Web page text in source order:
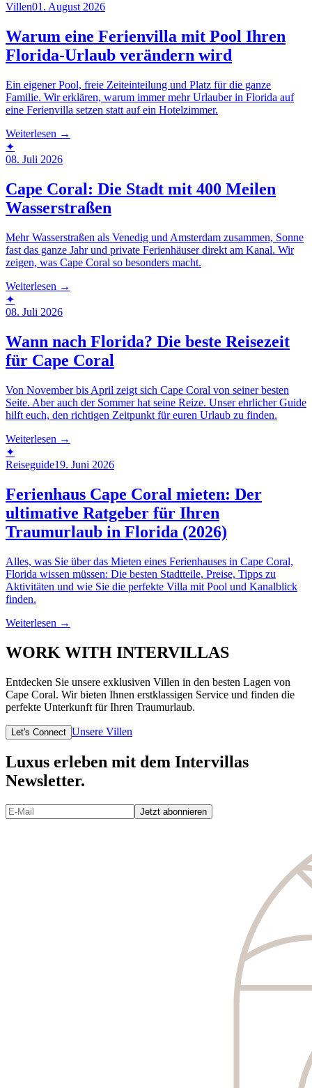
Villen01. August 2026
Warum eine Ferienvilla mit Pool Ihren
Florida-Urlaub verändern wird
Ein eigener Pool, freie Zeiteinteilung und Platz für die ganze
Familie. Wir erklären, warum immer mehr Urlauber in Florida auf
eine Ferienvilla setzen statt auf ein Hotelzimmer.
Weiterlesen →
✦
08. Juli 2026
Cape Coral: Die Stadt mit 400 Meilen
Wasserstraßen
Mehr Wasserstraßen als Venedig und Amsterdam zusammen, Sonne
fast das ganze Jahr und private Ferienhäuser direkt am Kanal. Wir
zeigen, was Cape Coral so besonders macht.
Weiterlesen →
✦
08. Juli 2026
Wann nach Florida? Die beste Reisezeit
für Cape Coral
Von November bis April zeigt sich Cape Coral von seiner besten
Seite. Aber auch der Sommer hat seine Reize. Unser ehrlicher Guide
hilft euch, den richtigen Zeitpunkt für euren Urlaub zu finden.
Weiterlesen →
✦
Reiseguide19. Juni 2026
Ferienhaus Cape Coral mieten: Der
ultimative Ratgeber für Ihren
Traumurlaub in Florida (2026)
Alles, was Sie über das Mieten eines Ferienhauses in Cape Coral,
Florida wissen müssen: Die besten Stadtteile, Preise, Tipps zu
Aktivitäten und wie Sie die perfekte Villa mit Pool und Kanalblick
finden.
Weiterlesen →
WORK WITH INTERVILLAS
Entdecken Sie unsere exklusiven Villen in den besten Lagen von
Cape Coral. Wir bieten Ihnen erstklassigen Service und finden die
perfekte Unterkunft für Ihren Traumurlaub.
Let's Connect Unsere Villen
Luxus erleben mit dem Intervillas
Newsletter.
Jetzt abonnieren